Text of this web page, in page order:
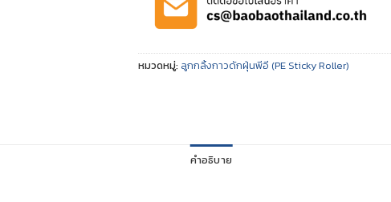
หมวดหมู่: ลูกกลิ้งกาวดักฝุ่นพีอี (PE Sticky Roller)
คำอธิบาย